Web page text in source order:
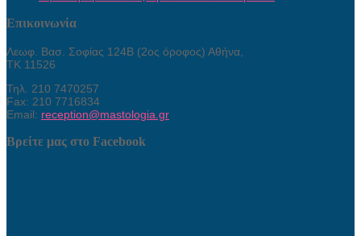
Επικοινωνία
Λεωφ. Βασ. Σοφίας 124Β (2ος όροφος) Αθήνα,
ΤΚ 11526
Τηλ. 210 7470257
Fax: 210 7716834
Email: reception@mastologia.gr
Βρείτε μας στο Facebook